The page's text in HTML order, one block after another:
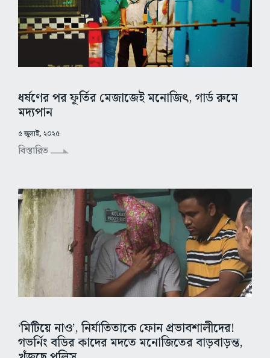
ধর্ষণের পর ফূর্তির মেজাজেই মনোজিৎ, গার্ড রুমে
মদ্যপান
৫ জুলাই, ২০২৫
বিস্তারিত
‘মিটিয়ে নাও’, নির্যাতিতাকে ফোন প্রভাবশালীদের!
গভর্নিং বডির কাদের মদতে মনোজিতের বাড়বাড়ন্ত,